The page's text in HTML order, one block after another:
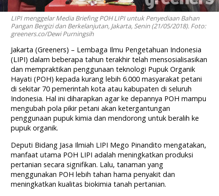
LIPI menggelar Media Briefing POH LIPI untuk Penyediaan Bahan
Pangan Bergizi dan Berkelanjutan, Jakarta, Senin (21/05/2018). Foto:
greeners.co/Dewi Purningsih
Jakarta (Greeners) – Lembaga Ilmu Pengetahuan Indonesia
(LIPI) dalam beberapa tahun terakhir telah mensosialisasikan
dan mempraktikan penggunaan teknologi Pupuk Organik
Hayati (POH) kepada kurang lebih 6.000 masyarakat petani
di sekitar 70 pemerintah kota atau kabupaten di seluruh
Indonesia. Hal ini diharapkan agar ke depannya POH mampu
mengubah pola pikir petani akan ketergantungan
penggunaan pupuk kimia dan mendorong untuk beralih ke
pupuk organik.
Deputi Bidang Jasa Ilmiah LIPI Mego Pinandito mengatakan,
manfaat utama POH LIPI adalah meningkatkan produksi
pertanian secara signifikan. Lalu, tanaman yang
menggunakan POH lebih tahan hama penyakit dan
meningkatkan kualitas biokimia tanah pertanian.